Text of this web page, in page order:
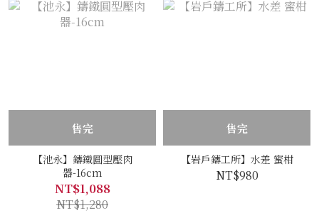
售完
【池永】鑄鐵圓型壓肉
器-16cm
NT$1,088
NT$1,280
售完
【岩戶鑄工所】水差 蜜柑
NT$980